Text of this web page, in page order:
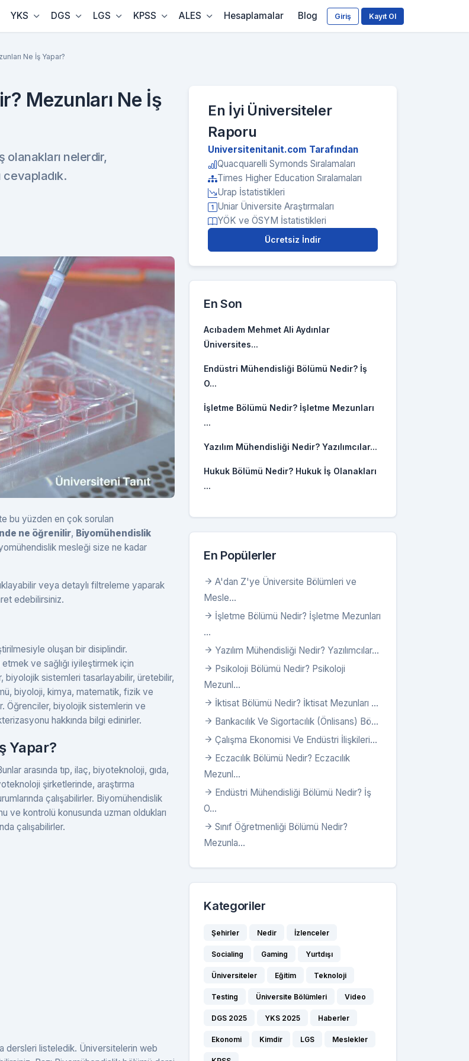
Giriş Kayıt Ol
YKS DGS LGS KPSS ALES Hesaplamalar Blog
Ne İş Yapar?
Mezunları Ne İş
olanakları nelerdir,
cevapladık.
bu yüzden en çok sorulan
ne öğrenilir, Biyomühendislik
mesleği size ne kadar
veya detaylı filtreleme yaparak
edebilirsiniz.
oluşan bir disiplindir.
ve sağlığı iyileştirmek için
biyolojik sistemleri tasarlayabilir, üretebilir,
biyoloji, kimya, matematik, fizik ve
Öğrenciler, biyolojik sistemlerin ve
hakkında bilgi edinirler.
Yapar?
arasında tıp, ilaç, biyoteknoloji, gıda,
şirketlerinde, araştırma
çalışabilirler. Biyomühendislik
ve kontrolü konusunda uzman oldukları
çalışabilirler.
dersleri listeledik. Üniversitelerin web
En İyi Üniversiteler
Raporu
Universitenitanit.com Tarafından
Quacquarelli Symonds Sıralamaları
Times Higher Education Sıralamaları
Urap İstatistikleri
Uniar Üniversite Araştırmaları
YÖK ve ÖSYM İstatistikleri
Ücretsiz İndir
En Son
Acıbadem Mehmet Ali Aydınlar
Üniversites...
Endüstri Mühendisliği Bölümü Nedir? İş
O...
İşletme Bölümü Nedir? İşletme Mezunları
...
Yazılım Mühendisliği Nedir? Yazılımcılar...
Hukuk Bölümü Nedir? Hukuk İş Olanakları
...
En Popülerler
A'dan Z'ye Üniversite Bölümleri ve
Mesle...
İşletme Bölümü Nedir? İşletme Mezunları
...
Yazılım Mühendisliği Nedir? Yazılımcılar...
Psikoloji Bölümü Nedir? Psikoloji
Mezunl...
İktisat Bölümü Nedir? İktisat Mezunları ...
Bankacılık Ve Sigortacılık (Önlisans) Bö...
Çalışma Ekonomisi Ve Endüstri İlişkileri...
Eczacılık Bölümü Nedir? Eczacılık
Mezunl...
Endüstri Mühendisliği Bölümü Nedir? İş
O...
Sınıf Öğretmenliği Bölümü Nedir?
Mezunla...
Kategoriler
Şehirler Nedir İzlenceler
Socialing Gaming Yurtdışı
Üniversiteler Eğitim Teknoloji
Testing Üniversite Bölümleri Video
DGS 2025 YKS 2025 Haberler
Ekonomi Kimdir LGS Meslekler